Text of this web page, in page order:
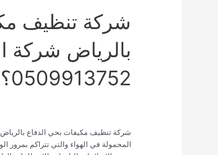
شركة تنظيف
بالرياض شركة
0509913752؟
شركة تنظيف مكيفات بحي الدفاع بالرياض
المحمولة في الهواء والتي تتراكم